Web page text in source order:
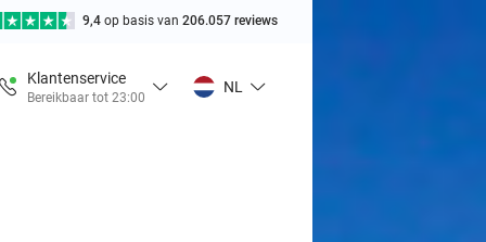
9,4 op basis van 206.057 reviews
Klantenservice
Bereikbaar tot 23:00
NL